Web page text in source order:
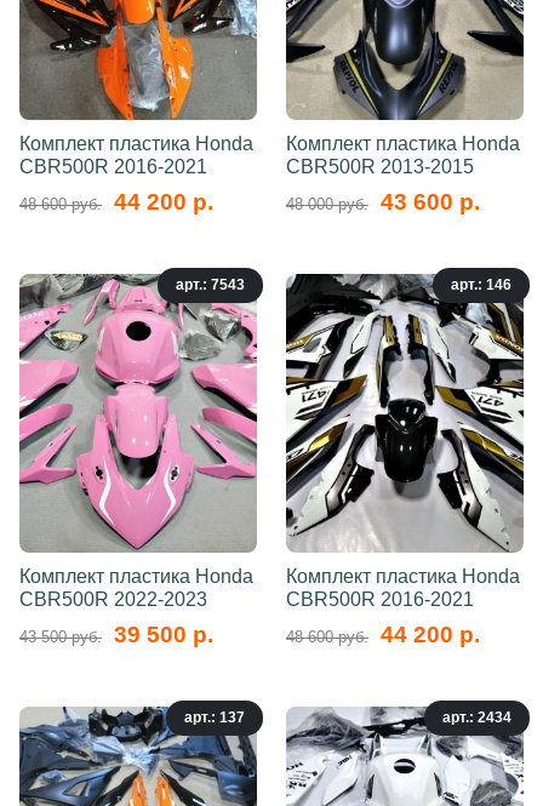
Комплект пластика Honda
CBR500R 2016-2021
48 600 руб. 44 200 р.
Комплект пластика Honda
CBR500R 2013-2015
48 000 руб. 43 600 р.
арт.: 7543
Комплект пластика Honda
CBR500R 2022-2023
43 500 руб. 39 500 р.
арт.: 146
Комплект пластика Honda
CBR500R 2016-2021
48 600 руб. 44 200 р.
арт.: 137 арт.: 2434